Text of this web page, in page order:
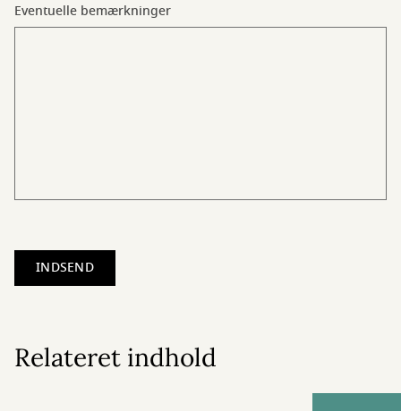
Eventuelle bemærkninger
Relateret indhold